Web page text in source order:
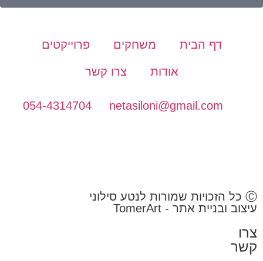
דף הבית משחקים פרוייקטים
אודות צרו קשר
netasiloni@gmail.com
054-4314704
Ⓒ כל הזכויות שמורות לנטע סילוני
עיצוב ובניית אתר -TomerArt
צרו
קשר